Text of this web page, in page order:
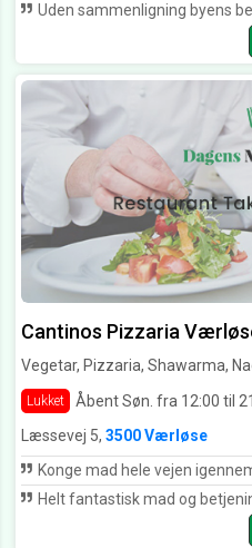
Uden sammenligning byens bedste
Cantinos Pizzaria
Vegetar, Pizzaria, Shawarma,
Lukket Åbent Søn. fra 12:00 til
Læssevej 5, 3500 Værløse
Konge mad hele vejen
Helt fantastisk mad og